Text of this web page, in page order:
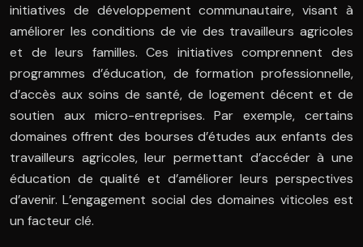
initiatives de développement communautaire, visant à
améliorer les conditions de vie des travailleurs agricoles
et de leurs familles. Ces initiatives comprennent des
programmes d’éducation, de formation professionnelle,
d’accès aux soins de santé, de logement décent et de
soutien aux micro-entreprises. Par exemple, certains
domaines offrent des bourses d’études aux enfants des
travailleurs agricoles, leur permettant d’accéder à une
éducation de qualité et d’améliorer leurs perspectives
d’avenir. L’engagement social des domaines viticoles est
un facteur clé.